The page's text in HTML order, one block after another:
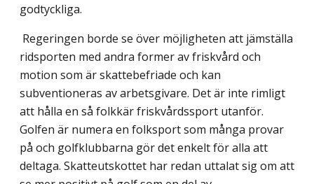
godtyckliga.
Regeringen borde se över möjligheten att jämställa
ridsporten med andra former av friskvård och
motion som är skattebefriade och kan
subventioneras av arbetsgivare. Det är inte rimligt
att hålla en så folkkär friskvårdssport utanför.
Golfen är numera en folksport som många provar
på och golfklubbarna gör det enkelt för alla att
deltaga. Skatteutskottet har redan uttalat sig om att